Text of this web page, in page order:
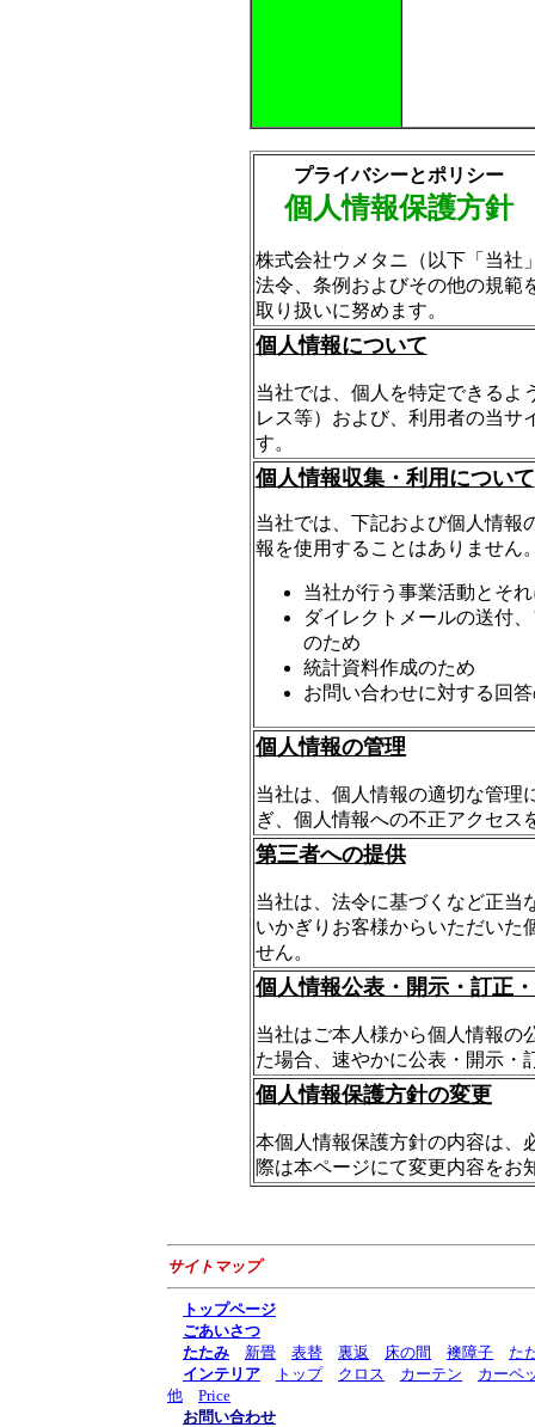
プライバシーとポリシー
個人情報保護方針
株式会社ウメタニ（以下「当社
法令、条例およびその他の規範
取り扱いに努めます。
個人情報について
当社では、個人を特定できるよ
レス等）および、利用者の当サ
す。
個人情報収集・利用について
当社では、下記および個人情報
報を使用することはありません
当社が行う事業活動とそ
ダイレクトメールの送付
のため
統計資料作成のため
お問い合わせに対する回
個人情報の管理
当社は、個人情報の適切な管理
ぎ、個人情報への不正アクセス
第三者への提供
当社は、法令に基づくなど正当
いかぎりお客様からいただいた
せん。
個人情報公表・開示・訂正
当社はご本人様から個人情報の
た場合、速やかに公表・開示・
個人情報保護方針の変更
本個人情報保護方針の内容は、
際は本ページにて変更内容をお
サイトマップ
トップページ
ごあいさつ
たたみ
新畳 表替 裏返 床の間 襖障子
た
インテリア
トップ クロス カーテン
カーペ
他
Price
お問い合わせ